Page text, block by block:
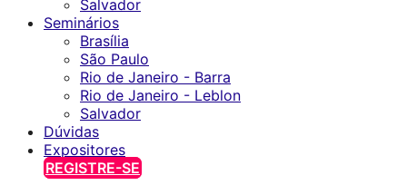
Salvador
Seminários
Brasília
São Paulo
Rio de Janeiro - Barra
Rio de Janeiro - Leblon
Salvador
Dúvidas
Expositores
REGISTRE-SE